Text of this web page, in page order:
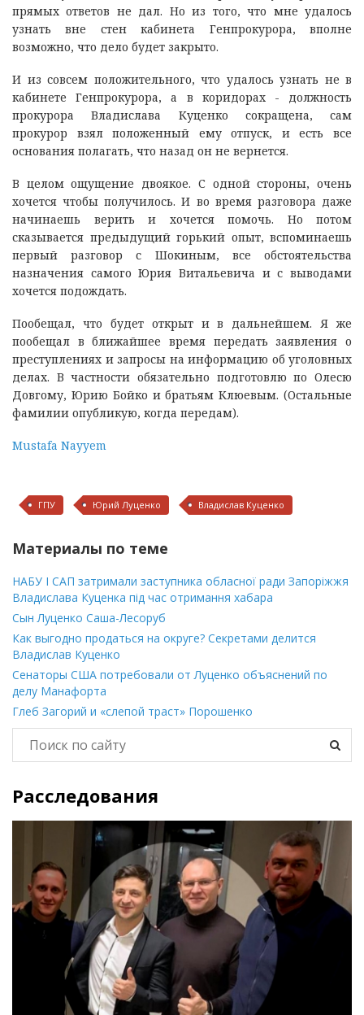
прямых ответов не дал. Но из того, что мне удалось
узнать вне стен кабинета Генпрокурора, вполне
возможно, что дело будет закрыто.
И из совсем положительного, что удалось узнать не в
кабинете Генпрокурора, а в коридорах - должность
прокурора Владислава Куценко сокращена, сам
прокурор взял положенный ему отпуск, и есть все
основания полагать, что назад он не вернется.
В целом ощущение двоякое. С одной стороны, очень
хочется чтобы получилось. И во время разговора даже
начинаешь верить и хочется помочь. Но потом
сказывается предыдущий горький опыт, вспоминаешь
первый разговор с Шокиным, все обстоятельства
назначения самого Юрия Витальевича и с выводами
хочется подождать.
Пообещал, что будет открыт и в дальнейшем. Я же
пообещал в ближайшее время передать заявления о
преступлениях и запросы на информацию об уголовных
делах. В частности обязательно подготовлю по Олесю
Довгому, Юрию Бойко и братьям Клюевым. (Остальные
фамилии опубликую, когда передам).
Mustafa Nayyem
ГПУ Юрий Луценко Владислав Куценко
Материалы по теме
НАБУ І САП затримали заступника обласної ради Запоріжжя
Владислава Куценка під час отримання хабара
Сын Луценко Саша-Лесоруб
Как выгодно продаться на округе? Секретами делится
Владислав Куценко
Сенаторы США потребовали от Луценко объяснений по
делу Манафорта
Глеб Загорий и «слепой траст» Порошенко
Расследования